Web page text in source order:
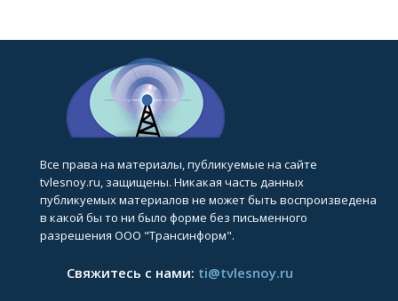
Все права на материалы, публикуемые на сайте
tvlesnoy.ru, защищены. Никакая часть данных
публикуемых материалов не может быть воспроизведена
в какой бы то ни было форме без письменного
разрешения ООО "Трансинформ".
Свяжитесь с нами: ti@tvlesnoy.ru